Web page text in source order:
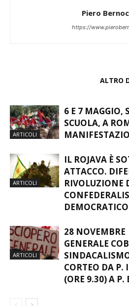
Piero
https://
ALTRO
ARTICOLI
6 E 7 MAGGIO,
SCUOLA, A
ARTICOLI
IL ROJAVA È
ATTACCO.
RIVOLUZIONE
DEMOCRATICO
ARTICOLI
28 NOVEMBRE
GENERALE
CORTEO DA
(ORE 9.30) A P.